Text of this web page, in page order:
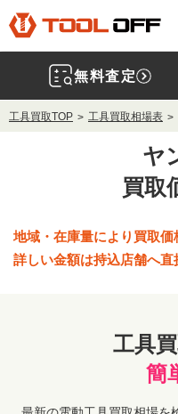
無料査定
工具買取TOP 工具買取相場表
ヤ
買取
地域・在庫量により買取価
詳しい金額は持込店舗へ直
工具
簡